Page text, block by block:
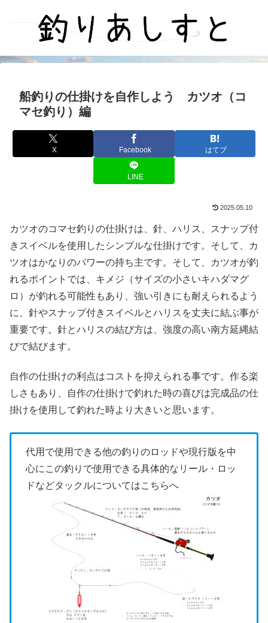
船釣りの仕掛けを自作しよう カツオ（コ
マセ釣り）編
X Facebook はてブ
LINE
2025.05.10
カツオのコマセ釣りの仕掛けは、針、ハリス、スナップ付
きスイベルを使用したシンプルな仕掛けです。そして、カ
ツオはかなりのパワーの持ち主です。そして、カツオが釣
れるポイントでは、キメジ（サイズの小さいキハダマグ
ロ）が釣れる可能性もあり、強い引きにも耐えられるよう
に、針やスナップ付きスイベルとハリスを丈夫に結ぶ事が
重要です。針とハリスの結び方は、強度の高い南方延縄結
びで結びます。
自作の仕掛けの利点はコストを抑えられる事です。作る楽
しさもあり、自作の仕掛けで釣れた時の喜びは完成品の仕
掛けを使用して釣れた時より大きいと思います。
代用で使用できる他の釣りのロッドや現行版を中
心にこの釣りで使用できる具体的なリール・ロッ
ドなどタックルについてはこちらへ